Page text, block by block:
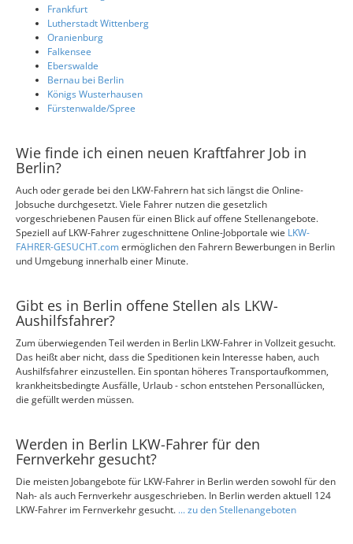
Frankfurt
Lutherstadt Wittenberg
Oranienburg
Falkensee
Eberswalde
Bernau bei Berlin
Königs Wusterhausen
Fürstenwalde/Spree
Wie finde ich einen neuen Kraftfahrer Job in
Berlin?
Auch oder gerade bei den LKW-Fahrern hat sich längst die Online-
Jobsuche durchgesetzt. Viele Fahrer nutzen die gesetzlich
vorgeschriebenen Pausen für einen Blick auf offene Stellenangebote.
Speziell auf LKW-Fahrer zugeschnittene Online-Jobportale wie LKW-
FAHRER-GESUCHT.comermöglichen den Fahrern Bewerbungen in Berlin
und Umgebung innerhalb einer Minute.
Gibt es in Berlin offene Stellen als LKW-
Aushilfsfahrer?
Zum überwiegenden Teil werden in Berlin LKW-Fahrer in Vollzeit gesucht.
Das heißt aber nicht, dass die Speditionen kein Interesse haben, auch
Aushilfsfahrer einzustellen. Ein spontan höheres Transportaufkommen,
krankheitsbedingte Ausfälle, Urlaub - schon entstehen Personallücken,
die gefüllt werden müssen.
Werden in Berlin LKW-Fahrer für den
Fernverkehr gesucht?
Die meisten Jobangebote für LKW-Fahrer in Berlin werden sowohl für den
Nah- als auch Fernverkehr ausgeschrieben. In Berlin werden aktuell 124
LKW-Fahrer im Fernverkehr gesucht. ... zu den Stellenangeboten